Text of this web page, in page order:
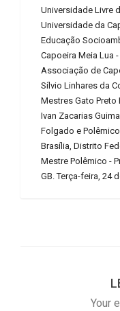
Universidade Livre
Universidade da
Educação
Capoeira Meia Lua
Associação de
Sílvio Linhares da
Mestres Gato Preto
Ivan Zacarias
Folgado e
Brasília, Distrito
Mestre Polêmico -
GB. Terça-feira, 24
Your